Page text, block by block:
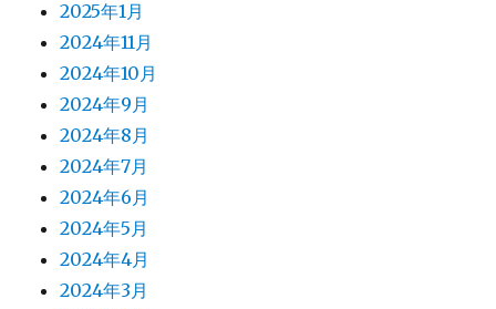
2025年1月
2024年11月
2024年10月
2024年9月
2024年8月
2024年7月
2024年6月
2024年5月
2024年4月
2024年3月